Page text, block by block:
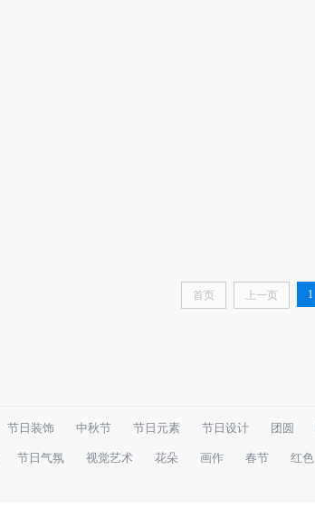
首页 上一页 1
节日装饰 中秋节 节日元素 节日设计 团圆
节日气氛 视觉艺术 花朵 画作 春节 红色